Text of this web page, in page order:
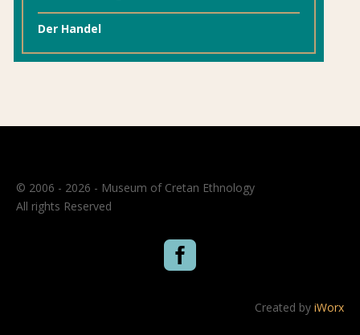
Der Handel
© 2006 - 2026 - Museum of Cretan Ethnology
All rights Reserved

Created by iWorx